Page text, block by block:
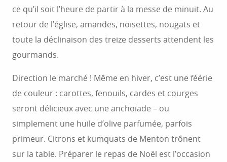
ce qu’il soit l’heure de partir à la messe de minuit. Au
retour de l’église, amandes, noisettes, nougats et
toute la déclinaison des treize desserts attendent les
gourmands.
Direction le marché ! Même en hiver, c’est une féérie
de couleur : carottes, fenouils, cardes et courges
seront délicieux avec une anchoïade – ou
simplement une huile d’olive parfumée, parfois
primeur. Citrons et kumquats de Menton trônent
sur la table. Préparer le repas de Noël est l’occasion